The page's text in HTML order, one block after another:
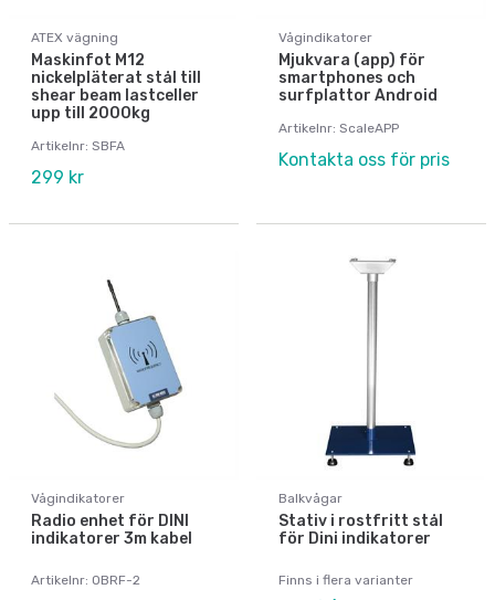
ATEX vägning
Maskinfot M12
nickelpläterat stål till
shear beam lastceller
upp till 2000kg
Artikelnr: SBFA
299 kr
Vågindikatorer
Mjukvara (app) för
smartphones och
surfplattor Android
Artikelnr: ScaleAPP
Kontakta oss för pris
Vågindikatorer
Radio enhet för DINI
indikatorer 3m kabel
Artikelnr: OBRF-2
Balkvågar
Stativ i rostfritt stål
för Dini indikatorer
Finns i flera varianter